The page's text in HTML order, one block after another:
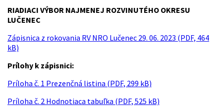
RIADIACI VÝBOR NAJMENEJ ROZVINUTÉHO OKRESU
LUČENEC
Zápisnica z rokovania RV NRO Lučenec 29. 06. 2023 (PDF, 464
kB)
Prílohy k zápisnici:
Príloha č. 1 Prezenčná listina (PDF, 299 kB)
Príloha č. 2 Hodnotiaca tabuľka (PDF, 525 kB)